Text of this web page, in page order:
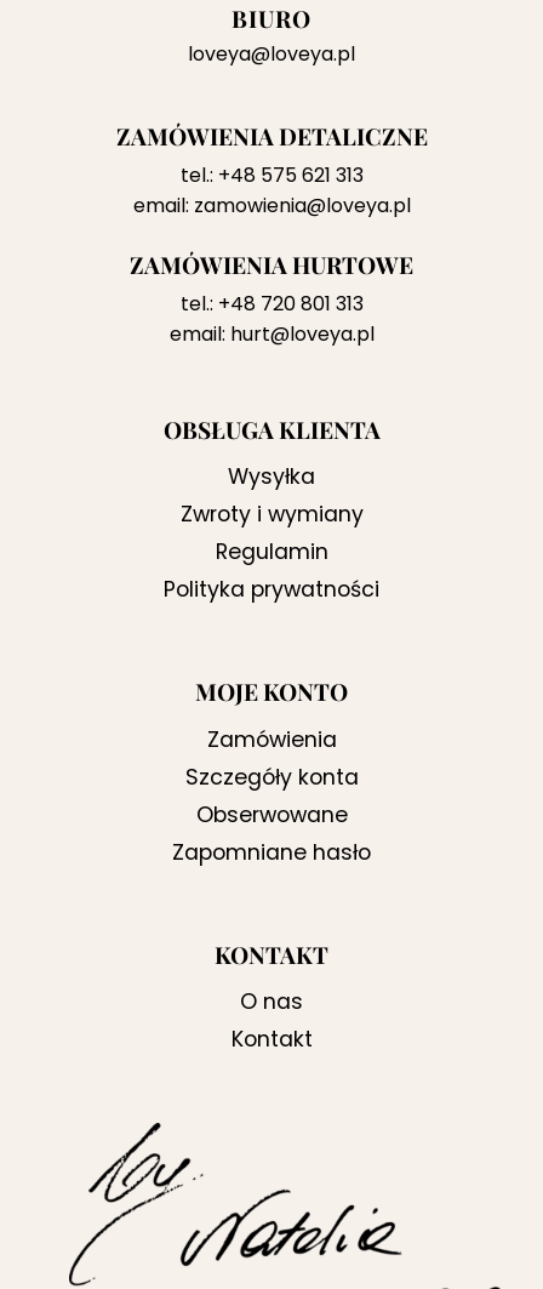
BIURO
loveya@loveya.pl
ZAMÓWIENIA DETALICZNE
tel.: +48 575 621 313
email: zamowienia@loveya.pl
ZAMÓWIENIA HURTOWE
tel.: +48 720 801 313
email: hurt@loveya.pl
OBSŁUGA KLIENTA
Wysyłka
Zwroty i wymiany
Regulamin
Polityka prywatności
MOJE KONTO
Zamówienia
Szczegóły konta
Obserwowane
Zapomniane hasło
KONTAKT
O nas
Kontakt